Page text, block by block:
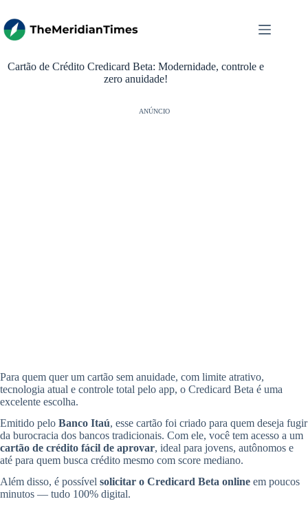
para
o
Cartão de Crédito Credicard Beta: Modernidade, controle e
zero anuidade!
ANÚNCIO
Para quem quer um cartão sem anuidade, com limite atrativo,
tecnologia atual e controle total pelo app, o Credicard Beta é uma
excelente escolha.
Emitido pelo Banco Itaú, esse cartão foi criado para quem deseja fugir
da burocracia dos bancos tradicionais. Com ele, você tem acesso a um
cartão de crédito fácil de aprovar, ideal para jovens, autônomos e
até para quem busca crédito mesmo com score mediano.
Além disso, é possível solicitar o Credicard Beta online em poucos
minutos — tudo 100% digital.